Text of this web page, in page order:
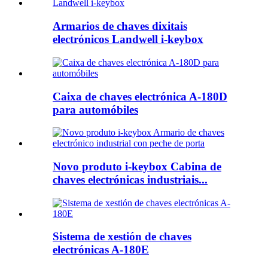
Armarios de chaves dixitais
electrónicos Landwell i-keybox
Caixa de chaves electrónica A-180D
para automóbiles
Novo produto i-keybox Cabina de
chaves electrónicas industriais...
Sistema de xestión de chaves
electrónicas A-180E